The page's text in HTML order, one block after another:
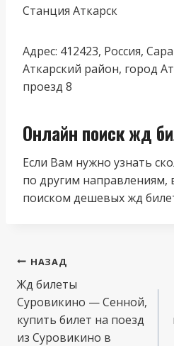
Станция Аткарск
Адрес: 412423, Россия,
Аткарский район, город
проезд 8
Онлайн поиск жд
Если Вам нужно узнать
по другим направлениям,
поиском дешевых жд
Навигация
по
записям
НАЗАД
Жд билеты
Суровикино — Сенной,
купить билет на поезд
из Суровикино в